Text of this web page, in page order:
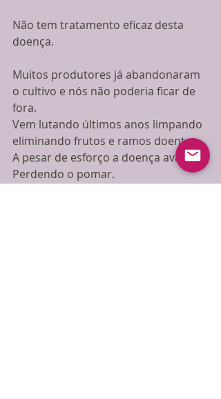
Não tem tratamento eficaz desta
doença.
Muitos produtores já abandonaram
o cultivo e nós não poderia ficar de
fora.
Vem lutando últimos anos limpando
eliminando frutos e ramos doentes.
A pesar de esforço a doença avança.
Perdendo o pomar.